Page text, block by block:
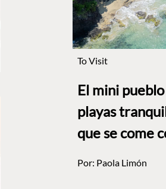
To Visit
El mini
playas
que se come
Por: Paola Limón